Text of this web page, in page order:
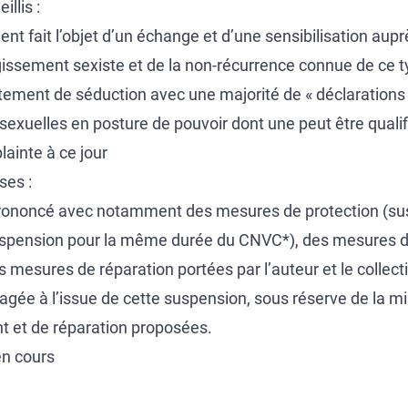
:
fait l’objet d’un échange et d’une sensibilisation
sexiste et de la non-récurrence connue de ce
de séduction avec une majorité de « déclarations
en posture de pouvoir dont une peut être
à ce jour
:
avec notamment des mesures de protection
pour la même durée du CNVC*), des mesures
mesures de réparation portées par l’auteur et le
à l’issue de cette suspension, sous réserve de la
et de réparation proposées.
cours